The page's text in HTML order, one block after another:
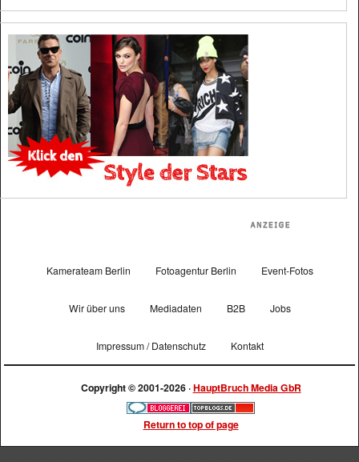
Kamerateam Berlin Fotoagentur Berlin Event-Fotos
Wir über uns Mediadaten B2B Jobs
Impressum / Datenschutz Kontakt
Copyright © 2001-2026 ·HauptBruch Media GbR
Return to top of page